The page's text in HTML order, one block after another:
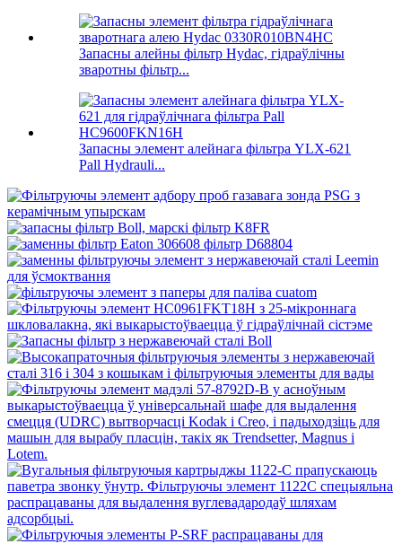
Запасны алейны фільтр Hydac, гідраўлічны
зваротны фільтр...
Запасны элемент алейнага фільтра YLX-621
Pall Hydrauli...